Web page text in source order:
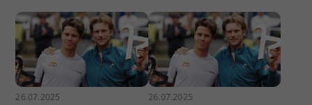
26.07.2025 26.07.2025